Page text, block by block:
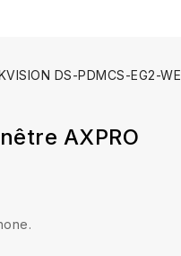
DS-PDMCS-EG2-WE
AXPRO